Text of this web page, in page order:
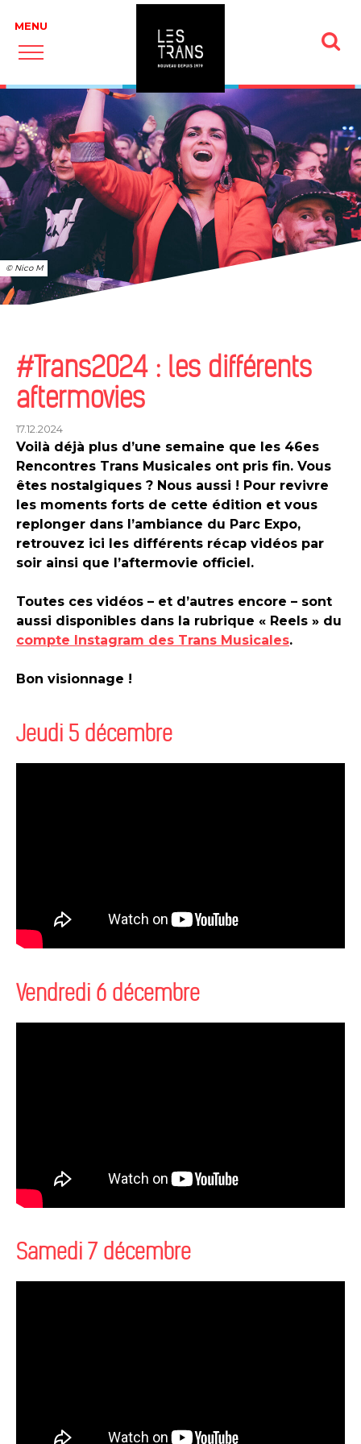
© Nico M
#Trans2024 : les différents
aftermovies
17.12.2024
Voilà déjà plus d’une semaine que les 46es
Rencontres Trans Musicales ont pris fin. Vous
êtes nostalgiques ? Nous aussi ! Pour revivre
les moments forts de cette édition et vous
replonger dans l’ambiance du Parc Expo,
retrouvez ici les différents récap vidéos par
soir ainsi que l’aftermovie officiel.
Toutes ces vidéos – et d’autres encore – sont
aussi disponibles dans la rubrique « Reels » du
compte Instagram des Trans Musicales.
Bon visionnage !
Jeudi 5 décembre
Vendredi 6 décembre
Samedi 7 décembre